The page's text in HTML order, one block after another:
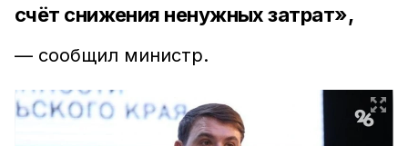
счёт снижения ненужных затрат»,
— сообщил министр.